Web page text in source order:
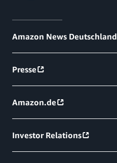
Amazon News Deutschland
Presse
Amazon.de
Investor Relations